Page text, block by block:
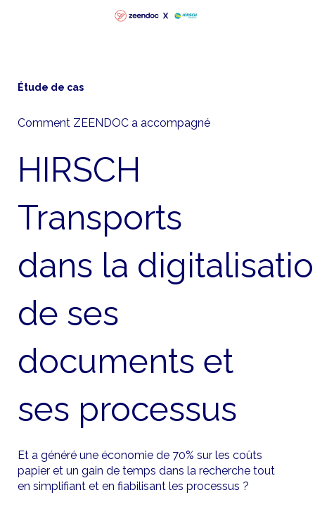
Étude de cas
Comment ZEENDOC a accompagné
HIRSCH
Transports
dans la
de ses
documents et
ses processus
Et a généré une économie de 70% sur les coûts
papier et un gain de temps dans la recherche tout
en simplifiant et en fiabilisant les processus ?